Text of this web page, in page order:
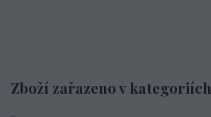
Zboží zařazeno v kategoriích